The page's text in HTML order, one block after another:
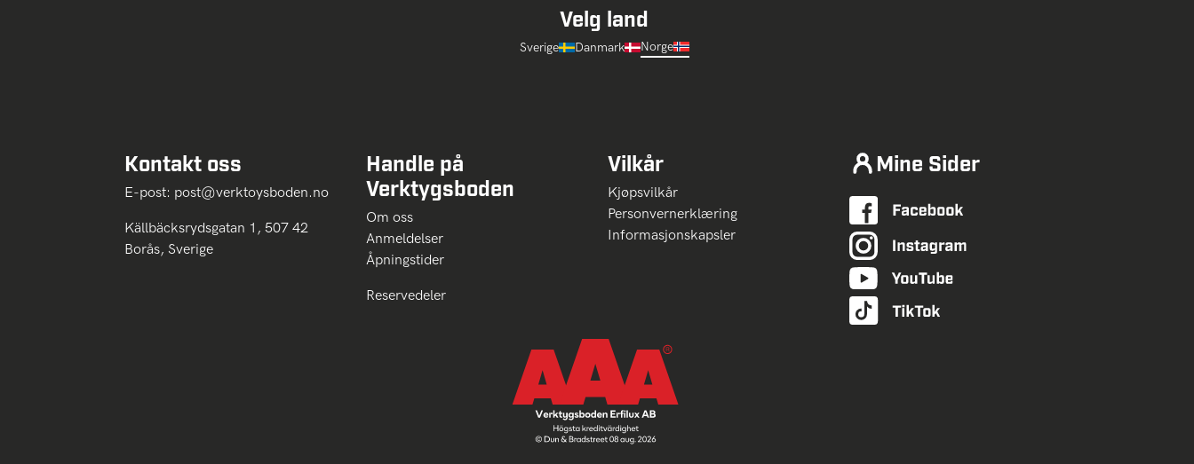
Velg land
Sverige Danmark Norge
Kontakt oss
E-post: post@verktoysboden.no
Källbäcksrydsgatan 1, 507 42
Borås, Sverige
Handle på
Verktygsboden
Om oss
Anmeldelser
Åpningstider
Reservedeler
Vilkår
Kjøpsvilkår
Personvernerklæring
Informasjonskapsler
Mine Sider